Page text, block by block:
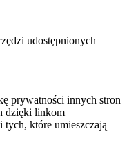
udostępnionych
prywatności innych stron
dzięki linkom
tych, które umieszczają